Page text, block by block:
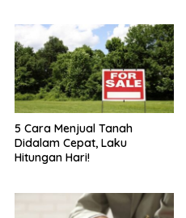
5 Cara Menjual Tanah
Didalam Cepat, Laku
Hitungan Hari!